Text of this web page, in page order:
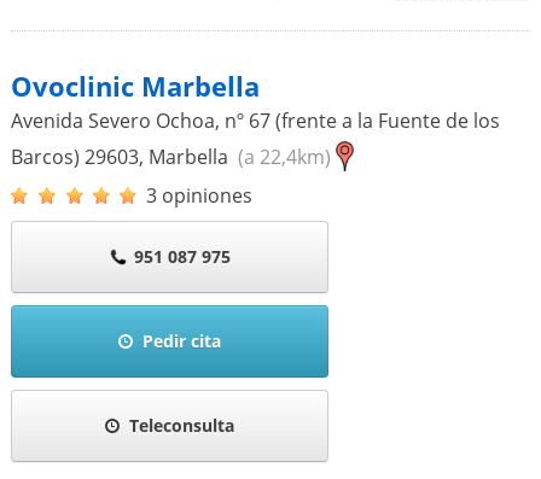
Ovoclinic Marbella
Avenida Severo Ochoa, nº 67 (frente a la Fuente de los
Barcos) 29603, Marbella (a 22,4km)
3 opiniones
951 087 975
Pedir cita
Teleconsulta